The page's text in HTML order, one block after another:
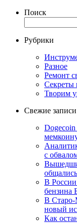
Поиск
Рубрики
Разное
Ремонт
Секреты
Творим
Свежие записи
с
В
бензина
В Старо-
новый
Как